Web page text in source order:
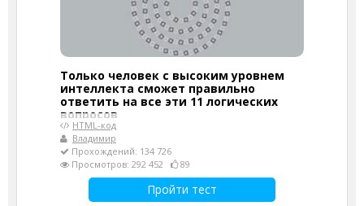
Только человек с высоким уровнем
интеллекта сможет правильно
ответить на все эти 11 логических
вопросов
HTML-код
Владимир
Прохождений: 134 726
Просмотров: 292 452
89
Пройти тест